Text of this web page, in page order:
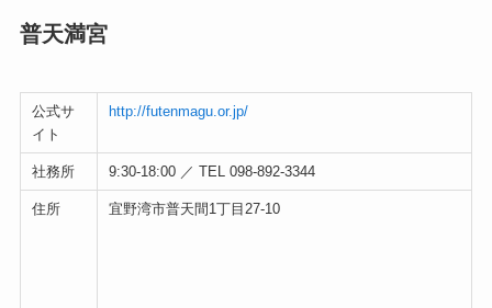
普天満宮
公式サ
イト
http://futenmagu.or.jp/
社務所 9:30-18:00 ／ TEL 098-892-3344
住所 宜野湾市普天間1丁目27-10